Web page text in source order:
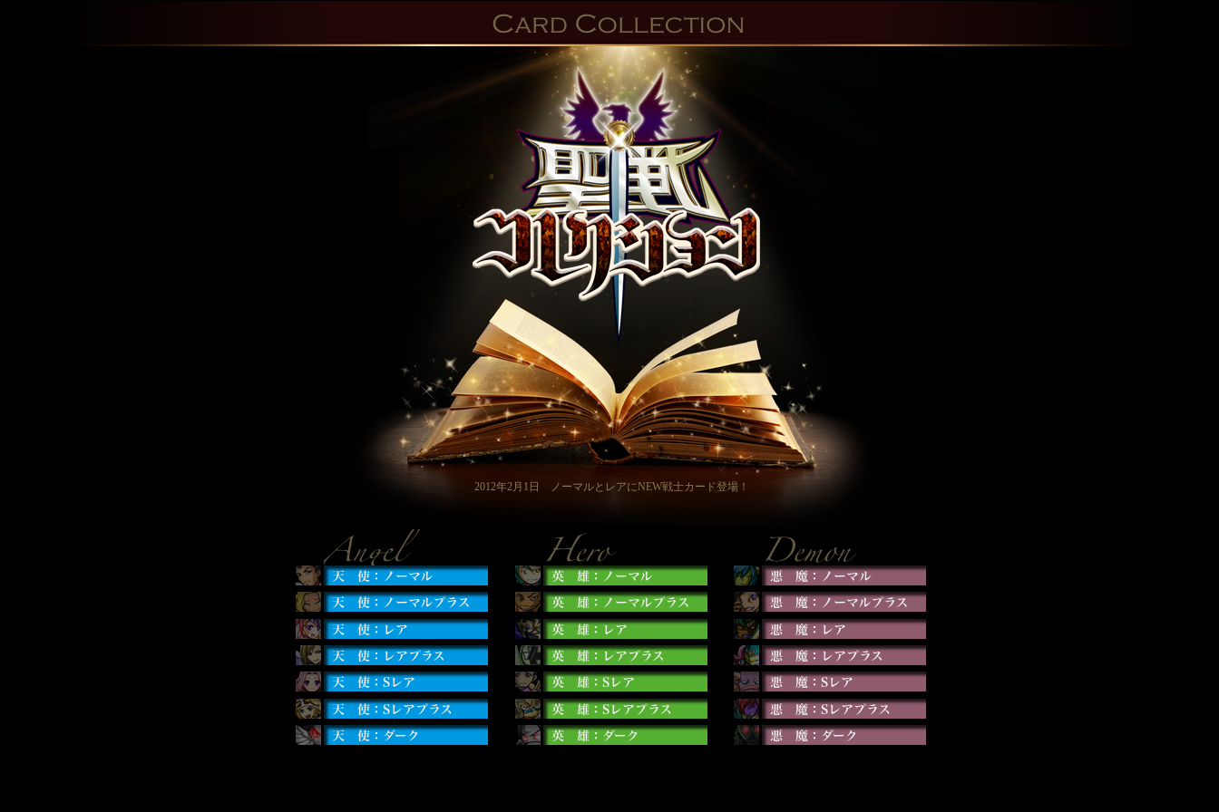
2012年2月1日 ノーマルとレアにNEW戦士カード登場！